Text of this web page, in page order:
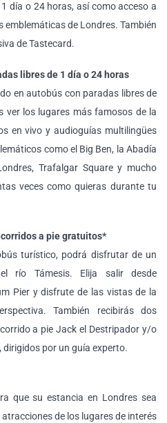
día o 24 horas, así como acceso a
de Londres. También
de Tastecard.
libres de 1 día o 24 horas
en autobús con paradas libres de
ver los lugares más famosos de la
en vivo y audioguías multilingües
como el Big Ben, la Abadía
Trafalgar Square y mucho
veces como quieras durante tu
a pie gratuitos*
turístico, podrá disfrutar de un
río Támesis. Elija salir desde
Pier y disfrute de las vistas de la
También recibirás dos
a pie Jack el Destripador y/o
dirigidos por un guía experto.
que su estancia en Londres sea
de los lugares de interés